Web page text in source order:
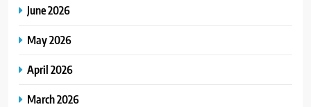
June 2026
May 2026
April 2026
March 2026